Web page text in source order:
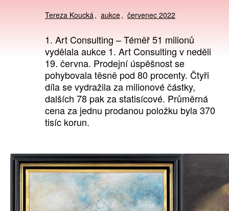
Tereza Koucká aukce červenec 2022
1. Art Consulting – Téměř 51 milionů
vydělala aukce 1. Art Consulting v neděli
19. června. Prodejní úspěšnost se
pohybovala těsně pod 80 procenty. Čtyři
díla se vydražila za milionové částky,
dalších 78 pak za statisícové. Průměrná
cena za jednu prodanou položku byla 370
tisíc korun.